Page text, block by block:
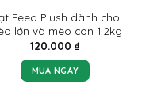
Feed Plush dành cho
lớn và mèo con 1.2kg
120.000 ₫
MUA NGAY